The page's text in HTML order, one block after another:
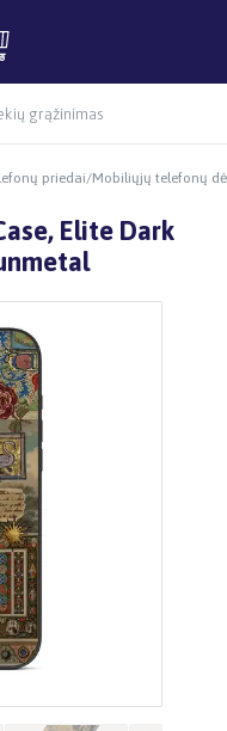
grąžinimas
priedai/Mobiliųjų telefonų
Elite Dark